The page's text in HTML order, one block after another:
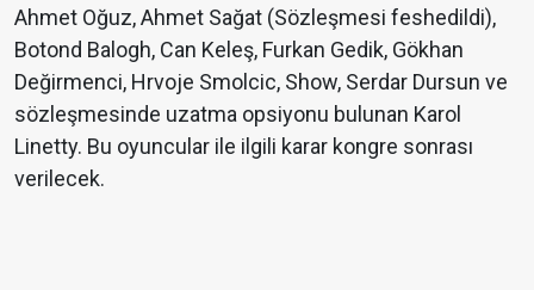
Ahmet Oğuz, Ahmet Sağat (Sözleşmesi feshedildi),
Botond Balogh, Can Keleş, Furkan Gedik, Gökhan
Değirmenci, Hrvoje Smolcic, Show, Serdar Dursun ve
sözleşmesinde uzatma opsiyonu bulunan Karol
Linetty. Bu oyuncular ile ilgili karar kongre sonrası
verilecek.